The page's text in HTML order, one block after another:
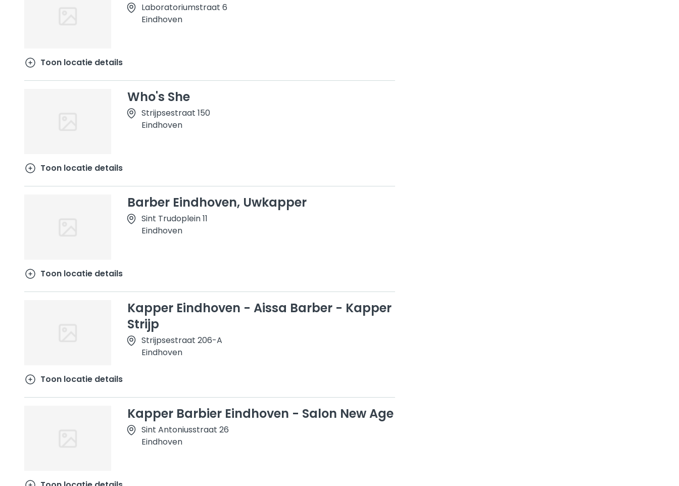
Laboratoriumstraat 6
Eindhoven
Toon locatie details
Who's She
Strijpsestraat 150
Eindhoven
Toon locatie details
Barber Eindhoven, Uwkapper
Sint Trudoplein 11
Eindhoven
Toon locatie details
Kapper Eindhoven - Aissa Barber - Kapper
Strijp
Strijpsestraat 206-A
Eindhoven
Toon locatie details
Kapper Barbier Eindhoven - Salon New Age
Sint Antoniusstraat 26
Eindhoven